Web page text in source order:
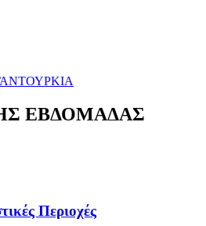
ΤΟΥΡΚΙΑ
ΕΒΔΟΜΑΔΑΣ
Περιοχές